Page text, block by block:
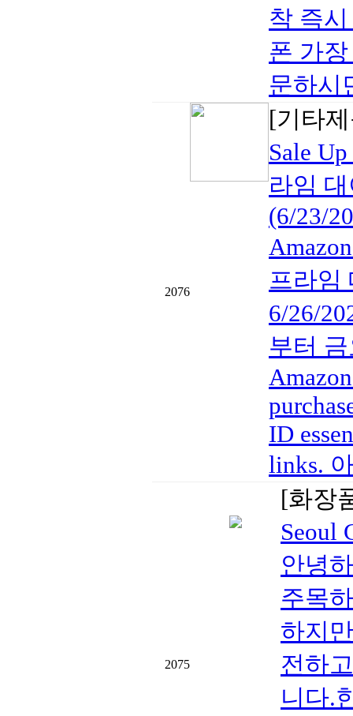
착 즉
폰 가
문하시
2076
[기타
Sale
라임
(6/23/
프라임
6/26/
부터 금
ID
links.
2075
[화장
Seoul
안녕
주목
하지
전하
니다.